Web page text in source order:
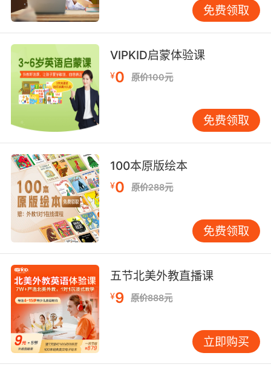
三、认知发展适配策略
具体运算阶段，需依托实物进行逻辑推理。
VIPKID教研组研发"语法积木"教具，通过可拼接
的时态模块，让孩子直观理解动词变形规律。追
踪数据显示，使用该教具的孩子完成句子"She
swimmed"到"She swam"的自我修正速度缩短
60%。
戏，要求通过分析故事文本找出10处语法错误。
这种元认知训练使复杂句型错误率下降41%，纽
约大学二语习得研究中心证实该方法能显著提升
语言监控能力。
四、家庭协同纠错机制
MIT双语教育项目发现，家长纠错方式直接影响
孩子语法内化效果。VIPKID家长学院推行"错误记
录本"制度，要求家长以时间轴形式记录典型错
例，外教每月针对性设计巩固方案。数据表明，
坚持记录的家庭孩子语法进步速度比对照组快1.8
倍。
特别设计的"亲子语法诊所"活动中，家长佩戴VR
免费领取
VIPKID启蒙体验课
¥0 原价100元
免费领取
100本原版绘本
¥0 原价288元
免费领取
五节北美外教直播课
¥9 原价888元
立即购买